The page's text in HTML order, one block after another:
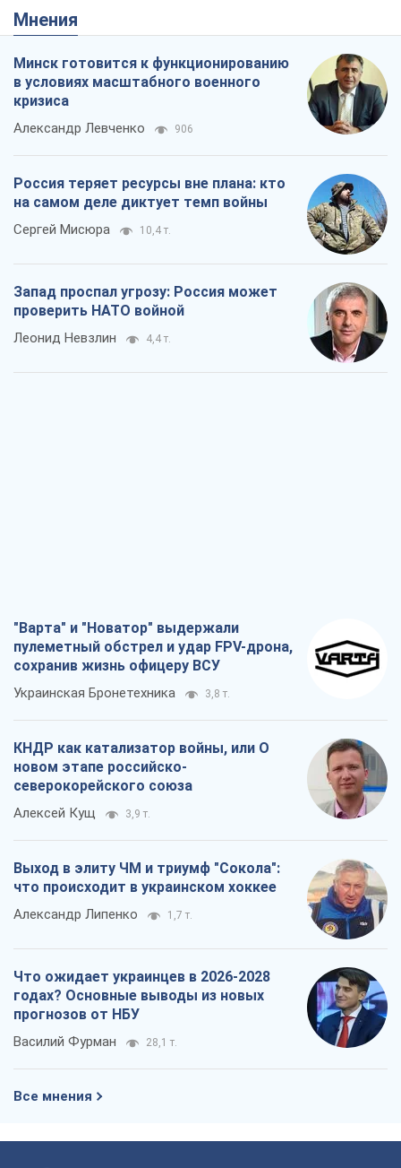
Мнения
Минск готовится к функционированию
в условиях масштабного военного
кризиса
Александр Левченко 906
Россия теряет ресурсы вне плана: кто
на самом деле диктует темп войны
Сергей Мисюра 10,4 т.
Запад проспал угрозу: Россия может
проверить НАТО войной
Леонид Невзлин 4,4 т.
"Варта" и "Новатор" выдержали
пулеметный обстрел и удар FPV-дрона,
сохранив жизнь офицеру ВСУ
Украинская Бронетехника 3,8 т.
КНДР как катализатор войны, или О
новом этапе российско-
северокорейского союза
Алексей Кущ 3,9 т.
Выход в элиту ЧМ и триумф "Сокола":
что происходит в украинском хоккее
Александр Липенко 1,7 т.
Что ожидает украинцев в 2026-2028
годах? Основные выводы из новых
прогнозов от НБУ
Василий Фурман 28,1 т.
Все мнения